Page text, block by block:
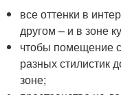
все оттенки в
другом – и в зоне
чтобы помещение
разных стилистик
зоне;